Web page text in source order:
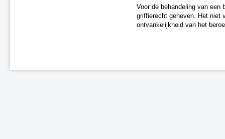
Voor de behandeling van een
griffierecht geheven. Het niet
ontvankelijkheid van het